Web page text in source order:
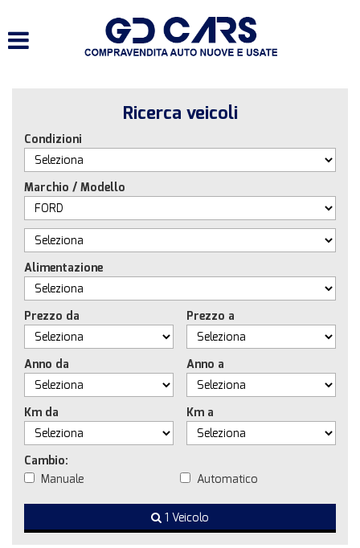
ACQUISTIAMO USATO E
VEICOLI COMMERCIALI
CONTATTI
Ricerca veicoli
Condizioni
Marchio / Modello
Alimentazione
Prezzo da Prezzo a
Anno da Anno a
Km da Km a
Cambio:
Manuale
Automatico
1 Veicolo